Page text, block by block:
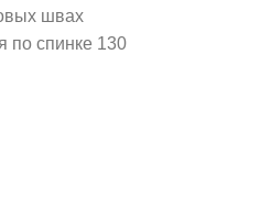
швах
по спинке 130